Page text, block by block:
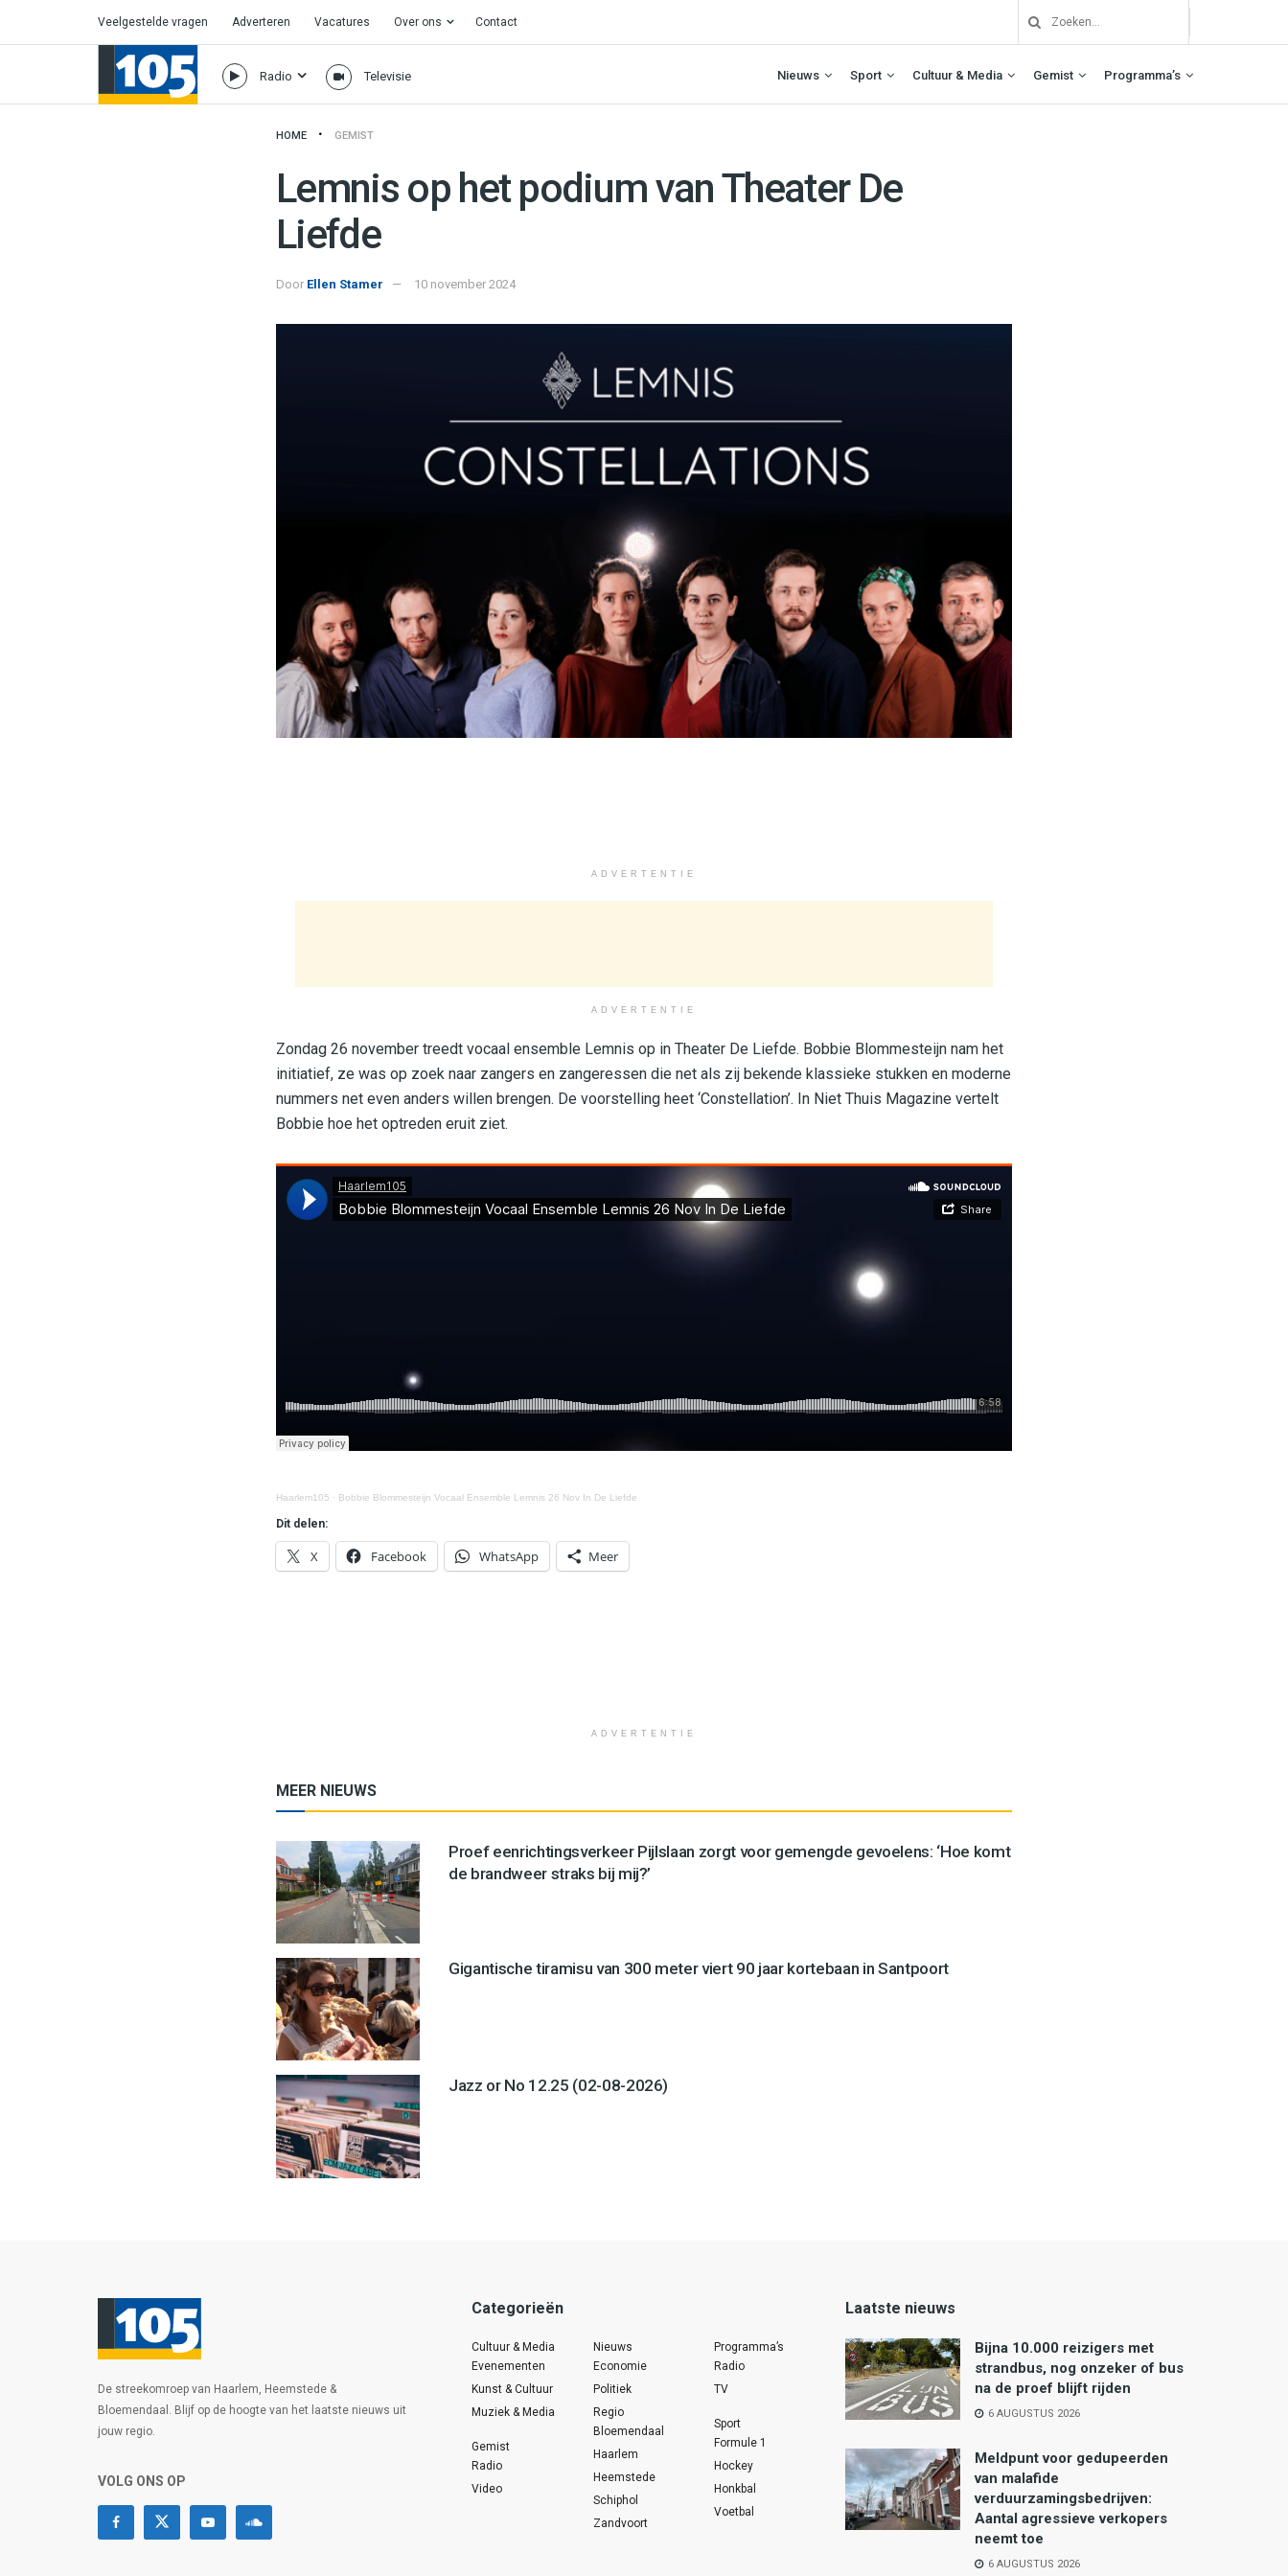
Veelgestelde vragen Adverteren Vacatures Over ons Contact
Radio Televisie Nieuws Sport Cultuur & Media Gemist Programma’s
HOME GEMIST
Lemnis op het podium van Theater De
Liefde
Door Ellen Stamer 10 november 2024
ADVERTENTIE
ADVERTENTIE
Zondag 26 november treedt vocaal ensemble Lemnis op in Theater De Liefde. Bobbie Blommesteijn nam het
initiatief, ze was op zoek naar zangers en zangeressen die net als zij bekende klassieke stukken en moderne
nummers net even anders willen brengen. De voorstelling heet ‘Constellation’. In Niet Thuis Magazine vertelt
Bobbie hoe het optreden eruit ziet.
Haarlem105 · Bobbie Blommesteijn Vocaal Ensemble Lemnis 26 Nov In De Liefde
Dit delen:
X Facebook WhatsApp Meer
ADVERTENTIE
MEER NIEUWS
Proef eenrichtingsverkeer Pijlslaan zorgt voor gemengde gevoelens: ‘Hoe komt
de brandweer straks bij mij?’
Gigantische tiramisu van 300 meter viert 90 jaar kortebaan in Santpoort
Jazz or No 12.25 (02-08-2026)
De streekomroep van Haarlem, Heemstede &
Bloemendaal. Blijf op de hoogte van het laatste nieuws uit
jouw regio.
VOLG ONS OP
Categorieën
Cultuur & Media
Evenementen
Kunst & Cultuur
Muziek & Media
Gemist
Radio
Video
Nieuws
Economie
Politiek
Regio
Bloemendaal
Haarlem
Heemstede
Schiphol
Zandvoort
Programma’s
Radio
TV
Sport
Formule 1
Hockey
Honkbal
Voetbal
Laatste nieuws
Bijna 10.000 reizigers met
strandbus, nog onzeker of bus
na de proef blijft rijden
6 AUGUSTUS 2026
Meldpunt voor gedupeerden
van malafide
verduurzamingsbedrijven:
Aantal agressieve verkopers
neemt toe
6 AUGUSTUS 2026